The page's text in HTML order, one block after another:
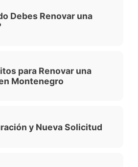
Debes Renovar una
para Renovar una
Montenegro
y Nueva Solicitud